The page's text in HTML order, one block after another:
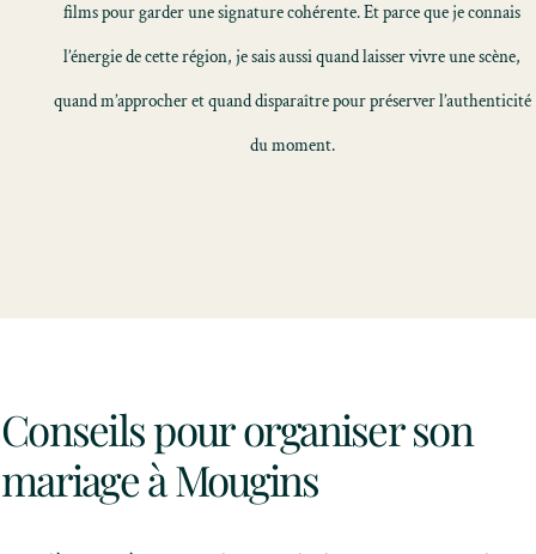
films pour garder une signature cohérente. Et parce que je connais
l’énergie de cette région, je sais aussi quand laisser vivre une scène,
quand m’approcher et quand disparaître pour préserver l’authenticité
du moment.
Conseils pour organiser son
mariage à Mougins